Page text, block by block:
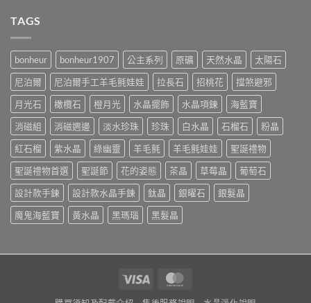
TAGS
bonheur bonheur1907 公主系列 原礦 天然水晶
太陽石
尼泊爾
尼泊爾手工羊毛氈娃娃 拉長石 招桃花
擋煞避邪
月光石
橄欖石 橙月光 水晶擺飾 水晶項鍊
海藍寶
消磁組
消磁週邊 淡水珍珠 珍珠 白水晶 石榴石
粉晶
紅石榴
紫水晶 綠幽靈 羊毛氈 羊毛氈娃娃
聖誕禮物
聖誕禮物首選
聖誕節 花的姿態 茶晶 草莓晶
葡萄石
設計款手鍊
設計款水晶手鍊 鈦晶 銀曜石
銀髮晶
魔鬼海藍寶
黃水晶 黑瑪瑙 黑髮晶
Visa